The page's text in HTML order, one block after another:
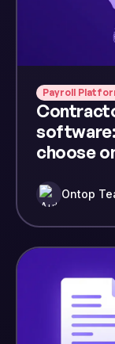
Payroll
choose
Ontop